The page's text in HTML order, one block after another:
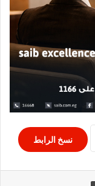
نسخ الرابط
طباعة